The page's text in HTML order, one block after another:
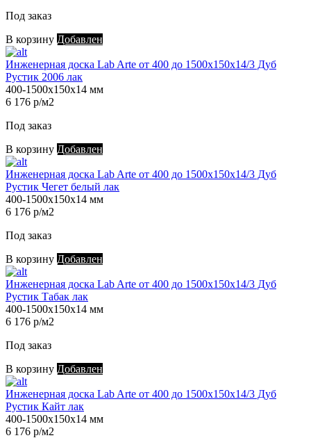
Под заказ
В корзину Добавлен
Инженерная доска Lab Arte от 400 до 1500х150х14/3 Дуб
Рустик 2006 лак
400-1500х150х14 мм
6 176 р/м2
Под заказ
В корзину Добавлен
Инженерная доска Lab Arte от 400 до 1500х150х14/3 Дуб
Рустик Чегет белый лак
400-1500х150х14 мм
6 176 р/м2
Под заказ
В корзину Добавлен
Инженерная доска Lab Arte от 400 до 1500х150х14/3 Дуб
Рустик Табак лак
400-1500х150х14 мм
6 176 р/м2
Под заказ
В корзину Добавлен
Инженерная доска Lab Arte от 400 до 1500х150х14/3 Дуб
Рустик Кайт лак
400-1500х150х14 мм
6 176 р/м2